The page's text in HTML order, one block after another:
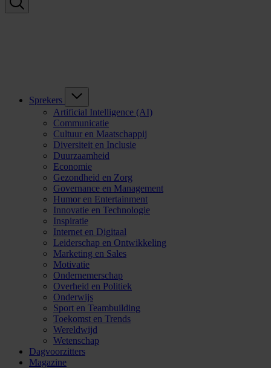
Sprekers
Artificial Intelligence (AI)
Communicatie
Cultuur en Maatschappij
Diversiteit en Inclusie
Duurzaamheid
Economie
Gezondheid en Zorg
Governance en Management
Humor en Entertainment
Innovatie en Technologie
Inspiratie
Internet en Digitaal
Leiderschap en Ontwikkeling
Marketing en Sales
Motivatie
Ondernemerschap
Overheid en Politiek
Onderwijs
Sport en Teambuilding
Toekomst en Trends
Wereldwijd
Wetenschap
Dagvoorzitters
Magazine